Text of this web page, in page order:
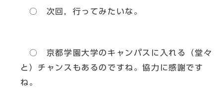
○ 次回，行ってみたいな。
○ 京都学園大学のキャンパスに入れる（堂々
と）チャンスもあるのですね。協力に感謝です
ね。